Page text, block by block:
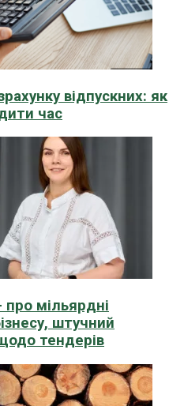
відпускних: як
час
про мільярдні
штучний
тендерів